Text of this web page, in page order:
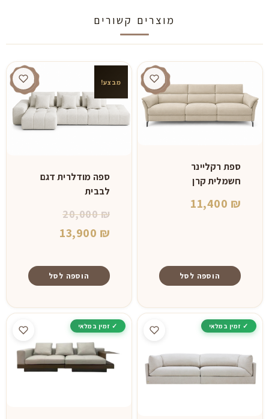
מוצרים קשורים
ספת רקליינר
חשמלית קרן
11,400 ₪
הוספה לסל
מבצע!
ספה מודלרית דגם
לבבית
20,000₪
המחיר
המקורי
20,000 ₪.
13,900 ₪
הוא:
13,900 ₪.
הוספה לסל